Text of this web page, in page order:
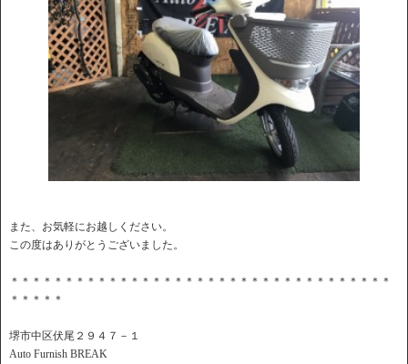
また、お気軽にお越しください。
この度はありがとうございました。
＊＊＊＊＊＊＊＊＊＊＊＊＊＊＊＊＊＊＊＊＊＊＊＊＊＊＊＊＊＊＊＊＊＊＊
＊＊＊＊＊
堺市中区伏尾２９４７－１
Auto Furnish BREAK